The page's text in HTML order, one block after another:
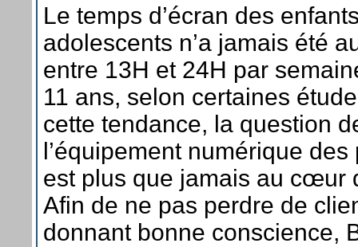
Le temps d’écran des
adolescents n’a jamais été
entre 13H et 24H par
11 ans, selon certaines
cette tendance, la question
l’équipement numérique
est plus que jamais au cœur
Afin de ne pas perdre de
donnant bonne conscience,